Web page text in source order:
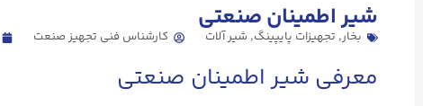
شیر اطمینان صنعتی
بخار, تجهیزات پایپینگ, شیر آلات کارشناس فنی تجهیز صنعت
معرفی شیر اطمینان صنعتی